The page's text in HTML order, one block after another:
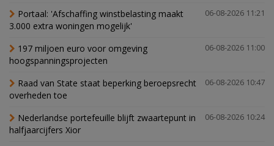
06-08-2026 11:21
Portaal: 'Afschaffing winstbelasting maakt
3.000 extra woningen mogelijk'
06-08-2026 11:00
197 miljoen euro voor omgeving
hoogspanningsprojecten
06-08-2026 10:47
Raad van State staat beperking beroepsrecht
overheden toe
06-08-2026 10:24
Nederlandse portefeuille blijft zwaartepunt in
halfjaarcijfers Xior